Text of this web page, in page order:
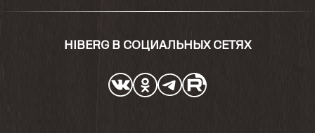
HIBERG В СОЦИАЛЬНЫХ СЕТЯХ